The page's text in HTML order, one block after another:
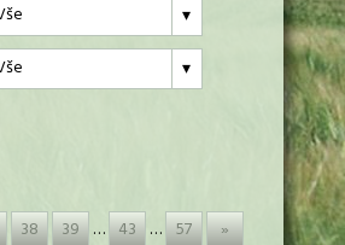
38 39 … 43 … 57
»